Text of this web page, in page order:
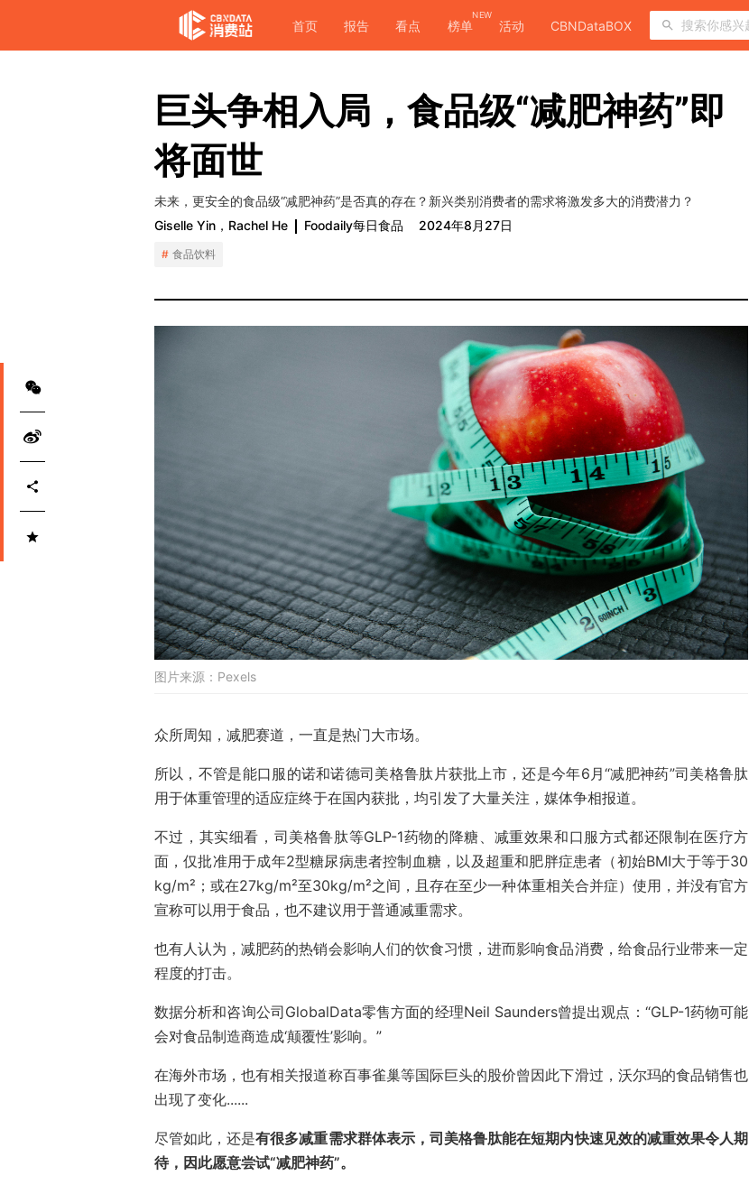
首页 报告 看点 榜单
NEW
活动 CBNDataBOX
巨头争相入局，食品级“减肥神药”即
将面世
未来，更安全的食品级“减肥神药”是否真的存在？新兴类别消费者的需求将激发多大的消费潜力？
Giselle Yin，Rachel He
Foodaily每日食品 2024年8月27日
食品饮料
图片来源： Pexels
众所周知，减肥赛道，一直是热门大市场。
所以，不管是能口服的诺和诺德司美格鲁肽片获批上市，还是今年6月“减肥神药”司美格鲁肽
用于体重管理的适应症终于在国内获批，均引发了大量关注，媒体争相报道。
不过，其实细看，司美格鲁肽等GLP-1药物的降糖、减重效果和口服方式都还限制在医疗方
面，仅批准用于成年2型糖尿病患者控制血糖，以及超重和肥胖症患者（初始BMI大于等于30
kg/m²；或在27kg/m²至30kg/m²之间，且存在至少一种体重相关合并症）使用，并没有官方
宣称可以用于食品，也不建议用于普通减重需求。
也有人认为，减肥药的热销会影响人们的饮食习惯，进而影响食品消费，给食品行业带来一定
程度的打击。
数据分析和咨询公司GlobalData零售方面的经理Neil Saunders曾提出观点：“GLP-1药物可能
会对食品制造商造成‘颠覆性’影响。”
在海外市场，也有相关报道称百事雀巢等国际巨头的股价曾因此下滑过，沃尔玛的食品销售也
出现了变化......
尽管如此，还是有很多减重需求群体表示，司美格鲁肽能在短期内快速见效的减重效果令人期
待，因此愿意尝试“减肥神药”。